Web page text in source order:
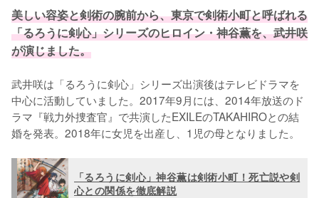
美しい容姿と剣術の腕前から、東京で剣術小町と呼ばれる
「るろうに剣心」シリーズのヒロイン・神谷薫を、武井咲
が演じました。
武井咲は「るろうに剣心」シリーズ出演後はテレビドラマを
中心に活動していました。2017年9月には、2014年放送のド
ラマ『戦力外捜査官』で共演したEXILEのTAKAHIROとの結
婚を発表。2018年に女児を出産し、1児の母となりました。
「るろうに剣心」神谷薫は剣術小町！死亡説や剣
心との関係を徹底解説